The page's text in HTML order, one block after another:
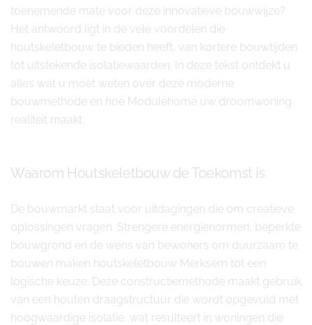
toenemende mate voor deze innovatieve bouwwijze?
Het antwoord ligt in de vele voordelen die
houtskeletbouw te bieden heeft, van kortere bouwtijden
tot uitstekende isolatiewaarden. In deze tekst ontdekt u
alles wat u moet weten over deze moderne
bouwmethode en hoe Modulehome uw droomwoning
realiteit maakt.
Waarom Houtskeletbouw de Toekomst is
De bouwmarkt staat voor uitdagingen die om creatieve
oplossingen vragen. Strengere energienormen, beperkte
bouwgrond en de wens van bewoners om duurzaam te
bouwen maken houtskeletbouw Merksem tot een
logische keuze. Deze constructiemethode maakt gebruik
van een houten draagstructuur die wordt opgevuld met
hoogwaardige isolatie, wat resulteert in woningen die